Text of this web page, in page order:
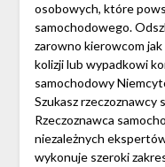
osobowych, które
samochodowego.
zarowno kierowcom
kolizji lub wypadkowi
samochodowy
Szukasz rzeczoznawcy
Rzeczoznawca
niezależnych
wykonuje szeroki